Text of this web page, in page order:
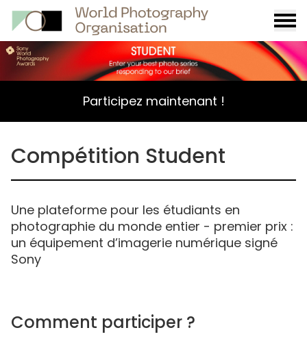
menu
Participez maintenant !
Compétition Student
Une plateforme pour les étudiants en
photographie du monde entier - premier prix :
un équipement d’imagerie numérique signé
Sony
Comment participer ?